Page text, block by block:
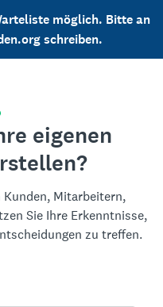
möglich. Bitte an
schreiben.
eigenen
Kunden, Mitarbeitern,
Sie Ihre Erkenntnisse,
zu treffen.